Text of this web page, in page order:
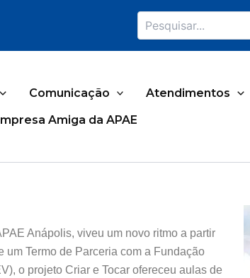
Comunicação Atendimentos
Amiga da APAE
Anápolis, viveu um novo ritmo a partir
um Termo de Parceria com a Fundação
o projeto Criar e Tocar ofereceu aulas de